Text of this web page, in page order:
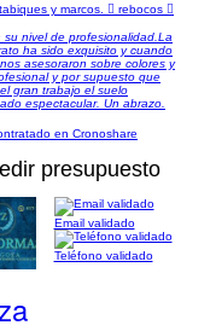
y marcos.  rebocos 
nivel de profesionalidad.La
ha sido exquisito y cuando
asesoraron sobre colores y
y por supuesto que
gran trabajo el suelo
espectacular. Un abrazo.
en Cronoshare
presupuesto
Email validado
Teléfono validado